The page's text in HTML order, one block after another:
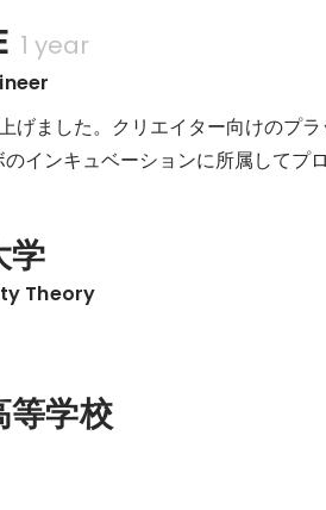
1 year
げました。クリエイター向けのプ
のインキュベーションに所属してプ
学
Theory
等学校